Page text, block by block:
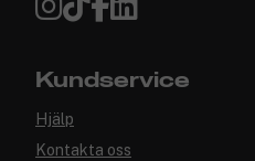
Kundservice
Hjälp
Kontakta oss